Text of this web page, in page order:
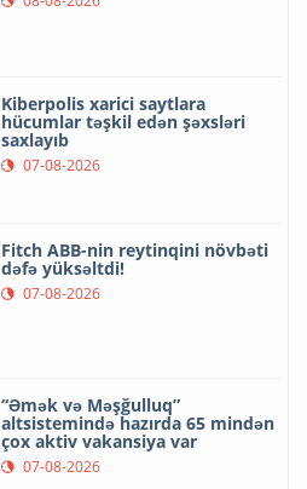
Kiberpolis xarici saytlara
hücumlar təşkil edən şəxsləri
saxlayıb
07-08-2026
Fitch ABB-nin reytinqini növbəti
dəfə yüksəltdi!
07-08-2026
“Əmək və Məşğulluq”
altsistemində hazırda 65 mindən
çox aktiv vakansiya var
07-08-2026